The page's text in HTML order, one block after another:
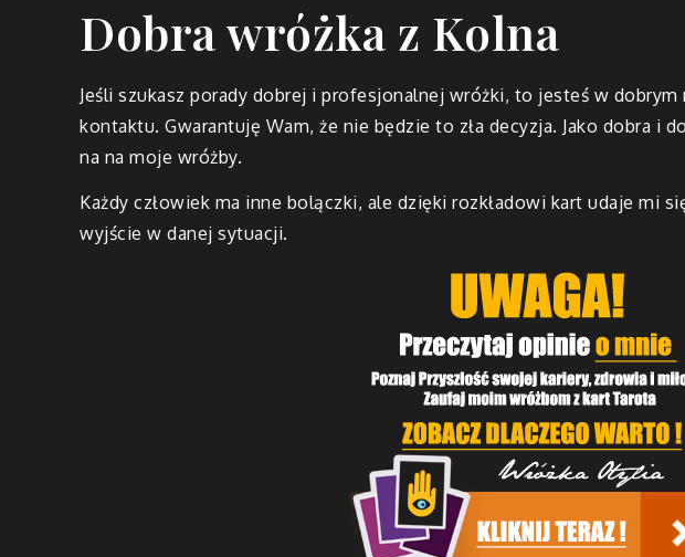
Dobra wróżka z Kolna
Jeśli szukasz porady dobrej i profesjonalnej wróżki, to jesteś w dobrym
kontaktu. Gwarantuję Wam, że nie będzie to zła decyzja. Jako dobra i
na na moje wróżby.
Każdy człowiek ma inne bolączki, ale dzięki rozkładowi kart udaje mi
wyjście w danej sytuacji.